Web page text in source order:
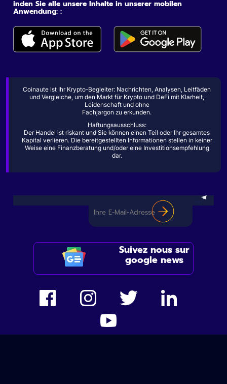
inden Sie alle unsere Inhalte in unserer mobilen
Anwendung: :
Coinaute ist Ihr Krypto-Begleiter: Nachrichten, Analysen, Leitfäden
und Vergleiche, um den Markt für Krypto und DeFi mit Klarheit,
Leidenschaft und ohne
Fachjargon zu erkunden.
Haftungsausschluss:
Der Handel ist riskant und Sie können einen Teil oder Ihr gesamtes
Kapital verlieren. Die bereitgestellten Informationen stellen in keiner
Weise eine Finanzberatung und/oder eine Investitionsempfehlung
dar.
Suivez nous sur
google news